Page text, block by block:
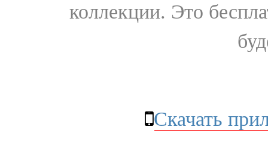
коллекции. Это
Скачать